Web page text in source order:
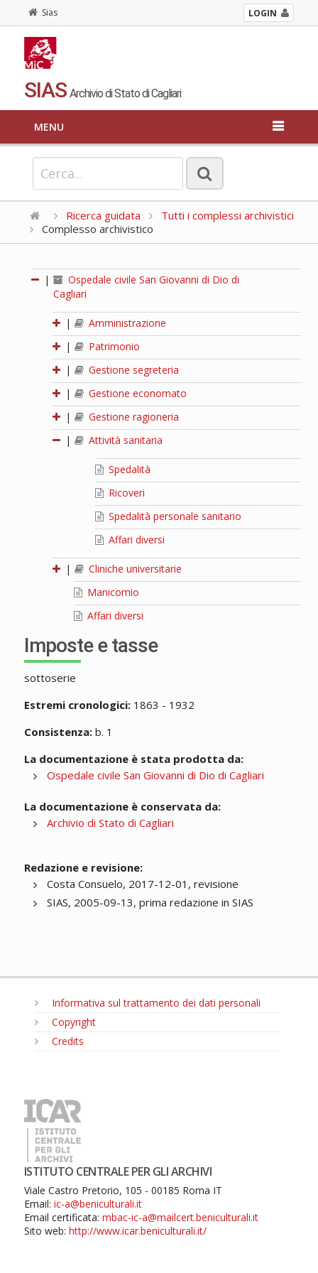
Sias LOGIN
SIAS Archivio di Stato di Cagliari
MENU
Ricerca guidata
Tutti i complessi archivistici
Complesso archivistico
|
Ospedale civile San Giovanni di Dio di
Cagliari
|
Amministrazione
|
Patrimonio
|
Gestione segreteria
|
Gestione economato
|
Gestione ragioneria
|
Attività sanitaria
Spedalità
Ricoveri
Spedalità personale sanitario
Affari diversi
|
Cliniche universitarie
Manicomio
Affari diversi
Imposte e tasse
sottoserie
Estremi cronologici:1863 - 1932
Consistenza:b. 1
La documentazione è stata prodotta da:
Ospedale civile San Giovanni di Dio di Cagliari
La documentazione è conservata da:
Archivio di Stato di Cagliari
Redazione e revisione:
Costa Consuelo, 2017-12-01, revisione
SIAS, 2005-09-13, prima redazione in SIAS
Informativa sul trattamento dei dati personali
Copyright
Credits
ISTITUTO CENTRALE PER GLI ARCHIVI
Viale Castro Pretorio, 105 - 00185 Roma IT
Email: ic-a@beniculturali.it
Email certificata: mbac-ic-a@mailcert.beniculturali.it
Sito web: http://www.icar.beniculturali.it/